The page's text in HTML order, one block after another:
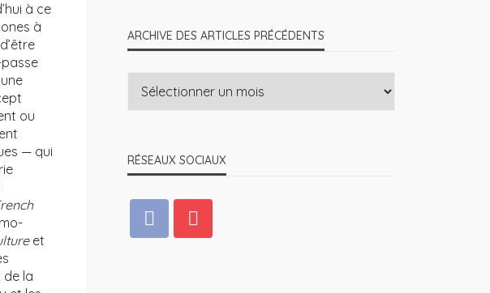
à ce
à
ou
— qui
et
de la
ARCHIVE DES ARTICLES PRÉCÉDENTS
RÉSEAUX SOCIAUX